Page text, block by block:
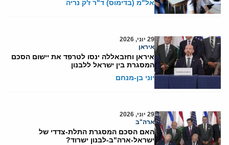
אל"מ (בדימוס) ד"ר ז'ק נריה
29 יוני, 2026
איראן
איראן וחזבאללה ינסו לטרפד את יישום הסכם
המסגרת בין ישראל ללבנון
יוני בן-מנחם
29 יוני, 2026
ארה"ב
האם הסכם המסגרת התלת-צדדי של
ישראל-ארה"ב-לבנון ישרוד?